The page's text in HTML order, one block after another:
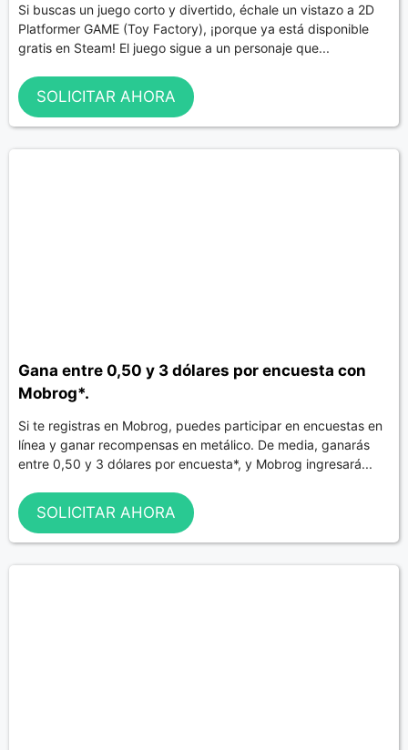
Si buscas un juego corto y divertido, échale un vistazo a 2D
Platformer GAME (Toy Factory), ¡porque ya está disponible
gratis en Steam! El juego sigue a un personaje que...
SOLICITAR AHORA
Gana entre 0,50 y 3 dólares por encuesta con
Mobrog*.
Si te registras en Mobrog, puedes participar en encuestas en
línea y ganar recompensas en metálico. De media, ganarás
entre 0,50 y 3 dólares por encuesta*, y Mobrog ingresará...
SOLICITAR AHORA